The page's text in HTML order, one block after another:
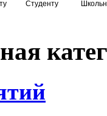
Студенту